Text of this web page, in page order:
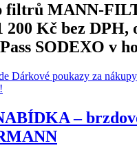
filtrů MANN-
200 Kč bez DPH,
SODEXO v
Dárkové poukazy za
–